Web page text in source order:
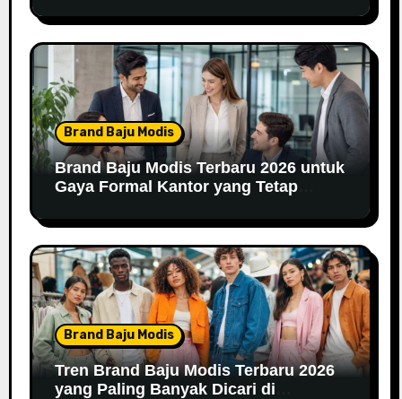
Brand Baju Modis
Brand Baju Modis Terbaru 2026 untuk
Gaya Formal Kantor yang Tetap
Brand Baju Modis
Tren Brand Baju Modis Terbaru 2026
yang Paling Banyak Dicari di